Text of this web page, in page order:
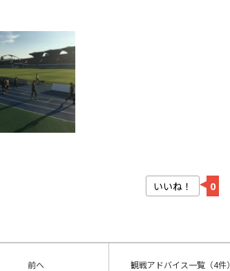
いいね！ 0
前へ 観戦アドバイス一覧（4件）